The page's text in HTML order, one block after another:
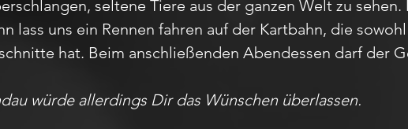
seltene Tiere aus der ganzen Welt zu
lass uns ein Rennen fahren auf der Kartbahn, die
hat. Beim anschließenden Abendessen darf der
würde allerdings Dir das Wünschen überlassen.